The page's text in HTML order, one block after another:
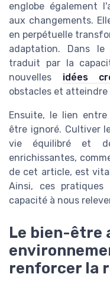
englobe également
aux changements.
en perpétuelle
adaptation. Dans
traduit par la
nouvelles idées
obstacles et
Ensuite, le lien
être ignoré. Cultiver
vie équilibré et
enrichissantes,
de cet article, est
Ainsi, ces
capacité à nous
Le bien-être
renforcer la